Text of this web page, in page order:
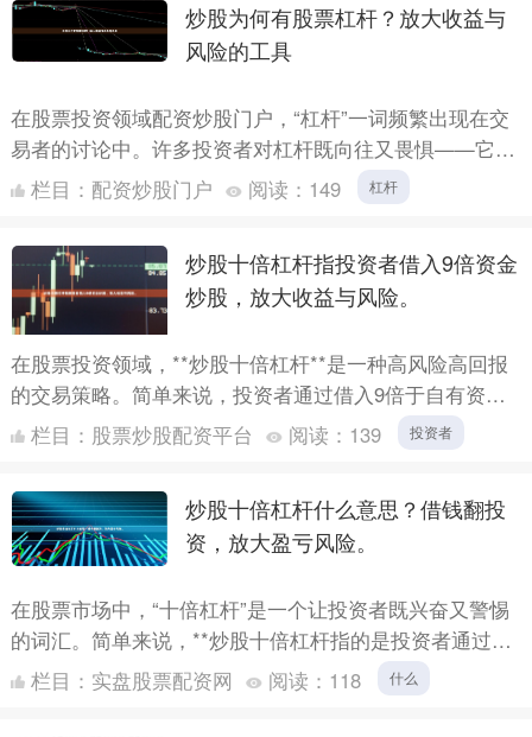
炒股为何有股票杠杆？放大收益与
风险的工具
在股票投资领域配资炒股门户，“杠杆”一词频繁出现在交
易者的讨论中。许多投资者对杠杆既向往又畏惧——它既
能带来数倍于本金的收益，也可能让亏损迅速扩大。那
么，炒股为....
栏目： 配资炒股门户 阅读： 149 杠杆
炒股十倍杠杆指投资者借入9倍资金
炒股，放大收益与风险。
在股票投资领域，**炒股十倍杠杆**是一种高风险高回报
的交易策略。简单来说，投资者通过借入9倍于自有资金
的资金进行股票交易，从而将潜在的收益和风险同时放大
10倍....
栏目： 股票炒股配资平台 阅读： 139 投资者
炒股十倍杠杆什么意思？借钱翻投
资，放大盈亏风险。
在股票市场中，“十倍杠杆”是一个让投资者既兴奋又警惕
的词汇。简单来说，**炒股十倍杠杆指的是投资者通过向
券商或配资公司借入资金，将自己原本的本金放大10倍进
行股....
栏目： 实盘股票配资网 阅读： 118 什么